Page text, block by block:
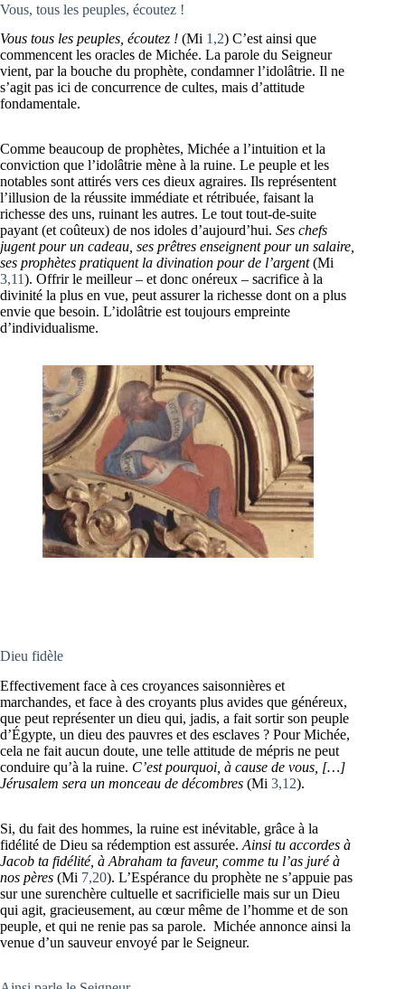
Vous, tous les peuples, écoutez !
Vous tous les peuples, écoutez ! (Mi 1,2) C’est ainsi que
commencent les oracles de Michée. La parole du Seigneur
vient, par la bouche du prophète, condamner l’idolâtrie. Il ne
s’agit pas ici de concurrence de cultes, mais d’attitude
fondamentale.
Comme beaucoup de prophètes, Michée a l’intuition et la
conviction que l’idolâtrie mène à la ruine. Le peuple et les
notables sont attirés vers ces dieux agraires. Ils représentent
l’illusion de la réussite immédiate et rétribuée, faisant la
richesse des uns, ruinant les autres. Le tout tout-de-suite
payant (et coûteux) de nos idoles d’aujourd’hui. Ses chefs
jugent pour un cadeau, ses prêtres enseignent pour un salaire,
ses prophètes pratiquent la divination pour de l’argent(Mi
3,11). Offrir le meilleur – et donc onéreux – sacrifice à la
divinité la plus en vue, peut assurer la richesse dont on a plus
envie que besoin. L’idolâtrie est toujours empreinte
d’individualisme.
Dieu fidèle
Effectivement face à ces croyances saisonnières et
marchandes, et face à des croyants plus avides que généreux,
que peut représenter un dieu qui, jadis, a fait sortir son peuple
d’Égypte, un dieu des pauvres et des esclaves ? Pour Michée,
cela ne fait aucun doute, une telle attitude de mépris ne peut
conduire qu’à la ruine. C’est pourquoi, à cause de vous, […]
Jérusalem sera un monceau de décombres (Mi 3,12).
Si, du fait des hommes, la ruine est inévitable, grâce à la
fidélité de Dieu sa rédemption est assurée. Ainsi tu accordes à
Jacob ta fidélité, à Abraham ta faveur, comme tu l’as juré à
nos pères (Mi 7,20). L’Espérance du prophète ne s’appuie pas
sur une surenchère cultuelle et sacrificielle mais sur un Dieu
qui agit, gracieusement, au cœur même de l’homme et de son
peuple, et qui ne renie pas sa parole. Michée annonce ainsi la
venue d’un sauveur envoyé par le Seigneur.